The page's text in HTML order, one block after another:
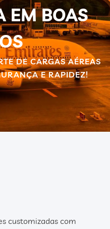
EM BOAS
DE CARGAS AÉREAS
E RAPIDEZ!
customizadas com